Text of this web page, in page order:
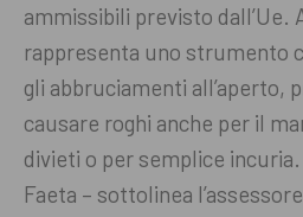
ammissibili previsto dall’Ue.
rappresenta uno strumento
gli abbruciamenti all’aperto,
causare roghi anche per il
divieti o per semplice incuria.
Faeta – sottolinea